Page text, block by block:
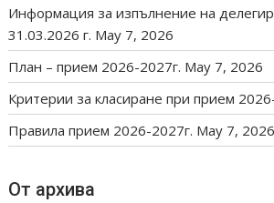
Информация за изпълнение на
31.03.2026 г. May 7, 2026
План – прием 2026-2027г. May 7, 2026
Критерии за класиране при прием
Правила прием 2026-2027г. May 7, 2026
От архива